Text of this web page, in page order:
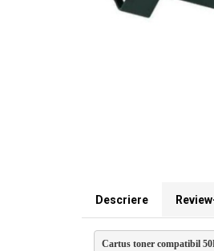
Descriere
Cartus toner compatibil